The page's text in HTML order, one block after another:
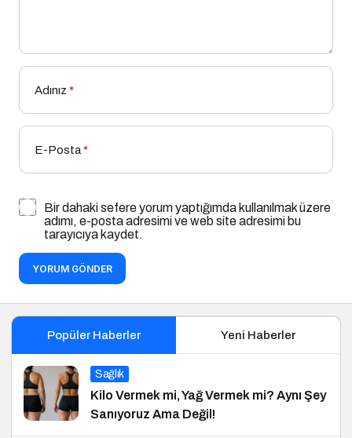
Adınız *
E-Posta*
Bir dahaki sefere yorum yaptığımda kullanılmak üzere
adımı, e-posta adresimi ve web site adresimi bu
tarayıcıya kaydet.
YORUM GÖNDER
Popüler Haberler Yeni Haberler
Sağlık
Kilo Vermek mi, Yağ Vermek mi? Aynı Şey
Sanıyoruz Ama Değil!